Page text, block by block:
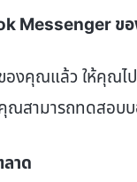
Messenger ข
องคุณแล้ว ให้คุณ
ณสามารถทดสอบ
าด